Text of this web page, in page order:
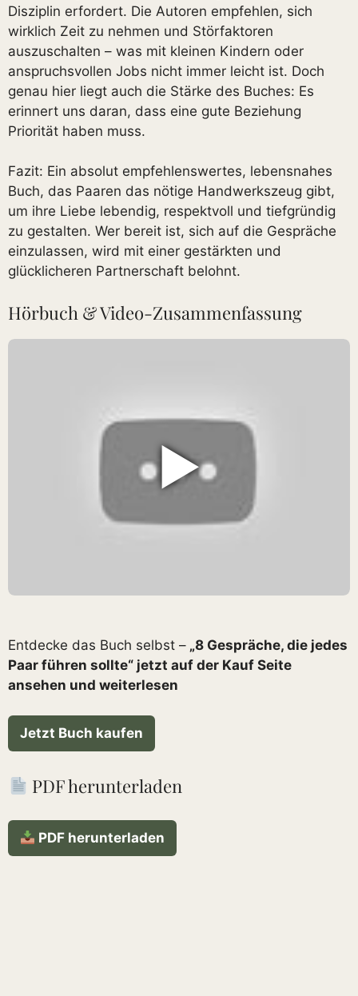
Disziplin erfordert. Die Autoren empfehlen, sich
wirklich Zeit zu nehmen und Störfaktoren
auszuschalten – was mit kleinen Kindern oder
anspruchsvollen Jobs nicht immer leicht ist. Doch
genau hier liegt auch die Stärke des Buches: Es
erinnert uns daran, dass eine gute Beziehung
Priorität haben muss.
Fazit: Ein absolut empfehlenswertes, lebensnahes
Buch, das Paaren das nötige Handwerkszeug gibt,
um ihre Liebe lebendig, respektvoll und tiefgründig
zu gestalten. Wer bereit ist, sich auf die Gespräche
einzulassen, wird mit einer gestärkten und
glücklicheren Partnerschaft belohnt.
Hörbuch & Video-Zusammenfassung
▶
Entdecke das Buch selbst – „8 Gespräche, die jedes
Paar führen sollte“ jetzt auf der Kauf Seite
ansehen und weiterlesen
Jetzt Buch kaufen
PDF herunterladen
PDF herunterladen